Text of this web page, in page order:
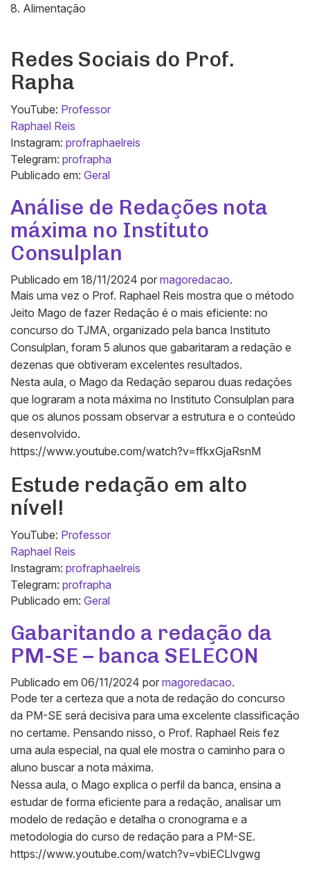
8. Alimentação
Redes Sociais do Prof.
Rapha
YouTube: Professor
Raphael Reis
Instagram: profraphaelreis
Telegram: profrapha
Publicado em: Geral
Análise de Redações nota
máxima no Instituto
Consulplan
Publicado em 18/11/2024 por magoredacao.
Mais uma vez o Prof. Raphael Reis mostra que o método
Jeito Mago de fazer Redação é o mais eficiente: no
concurso do TJMA, organizado pela banca Instituto
Consulplan, foram 5 alunos que gabaritaram a redação e
dezenas que obtiveram excelentes resultados.
Nesta aula, o Mago da Redação separou duas redações
que lograram a nota máxima no Instituto Consulplan para
que os alunos possam observar a estrutura e o conteúdo
desenvolvido.
https://www.youtube.com/watch?v=ffkxGjaRsnM
Estude redação em alto
nível!
YouTube: Professor
Raphael Reis
Instagram: profraphaelreis
Telegram: profrapha
Publicado em: Geral
Gabaritando a redação da
PM-SE – banca SELECON
Publicado em 06/11/2024 por magoredacao.
Pode ter a certeza que a nota de redação do concurso
da PM-SE será decisiva para uma excelente classificação
no certame. Pensando nisso, o Prof. Raphael Reis fez
uma aula especial, na qual ele mostra o caminho para o
aluno buscar a nota máxima.
Nessa aula, o Mago explica o perfil da banca, ensina a
estudar de forma eficiente para a redação, analisar um
modelo de redação e detalha o cronograma e a
metodologia do curso de redação para a PM-SE.
https://www.youtube.com/watch?v=vbiECLlvgwg